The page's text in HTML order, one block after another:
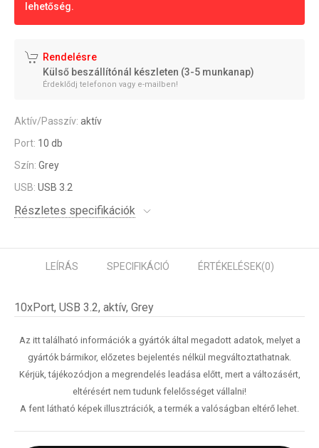
lehetőség.
Rendelésre
Külső beszállítónál készleten (3-5 munkanap)
Érdeklődj telefonon vagy e-mailben!
Aktív/Passzív: aktív
Port: 10 db
Szín: Grey
USB: USB 3.2
Részletes specifikációk
LEÍRÁS SPECIFIKÁCIÓ ÉRTÉKELÉSEK(0)
10xPort, USB 3.2, aktív, Grey
Az itt található információk a gyártók által megadott adatok, melyet a
gyártók bármikor, előzetes bejelentés nélkül megváltoztathatnak.
Kérjük, tájékozódjon a megrendelés leadása előtt, mert a változásért,
eltérésért nem tudunk felelősséget vállalni!
A fent látható képek illusztrációk, a termék a valóságban eltérő lehet.